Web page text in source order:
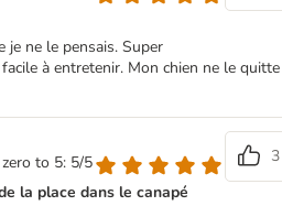
je ne le pensais. Super
à entretenir. Mon chien ne le quitte
to 5: 5/5
3
la place dans le canapé